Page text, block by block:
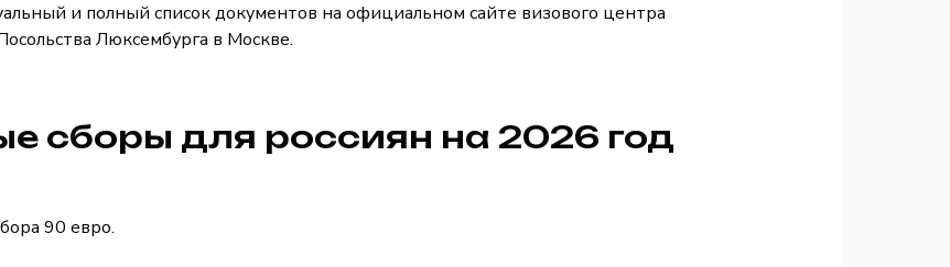
и полный список документов на официальном сайте визового центра
Люксембурга в Москве.
сборы для россиян на 2026 год
90 евро.